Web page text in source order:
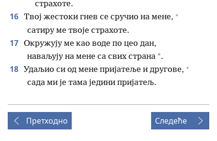
страхоте.
16 Твој жестоки гнев се сручио на мене, +
сатиру ме твоје страхоте.
17 Окружују ме као воде по цео дан,
наваљују на мене са свих страна *.
18 Удаљио си од мене пријатеље и другове, +
сада ми је тама једини пријатељ.
Претходно Следеће